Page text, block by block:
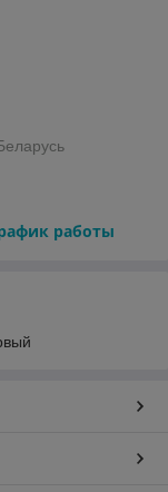
работы